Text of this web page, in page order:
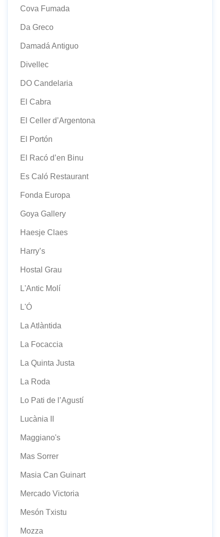
Cova Fumada
Da Greco
Damadá Antiguo
Divellec
DO Candelaria
El Cabra
El Celler d’Argentona
El Portón
El Racó d’en Binu
Es Caló Restaurant
Fonda Europa
Goya Gallery
Haesje Claes
Harry’s
Hostal Grau
L'Antic Molí
L'Ó
La Atlàntida
La Focaccia
La Quinta Justa
La Roda
Lo Pati de l’Agustí
Lucània II
Maggiano's
Mas Sorrer
Masia Can Guinart
Mercado Victoria
Mesón Txistu
Mozza